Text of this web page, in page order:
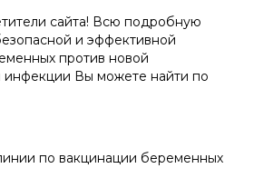
сайта! Всю подробную
и эффективной
против новой
инфекции Вы можете найти по
по вакцинации беременных